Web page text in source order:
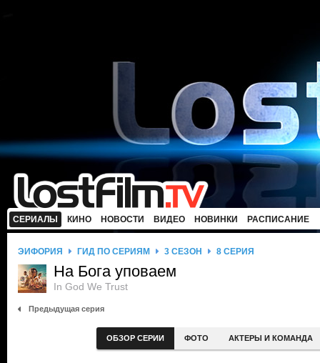
СЕРИАЛЫ КИНО НОВОСТИ ВИДЕО НОВИНКИ РАСПИСАНИЕ
ЭЙФОРИЯ ГИД ПО СЕРИЯМ 3 СЕЗОН 8 СЕРИЯ
На Бога уповаем
In God We Trust
Предыдущая серия
ОБЗОР СЕРИИ ФОТО АКТЕРЫ И КОМАНДА